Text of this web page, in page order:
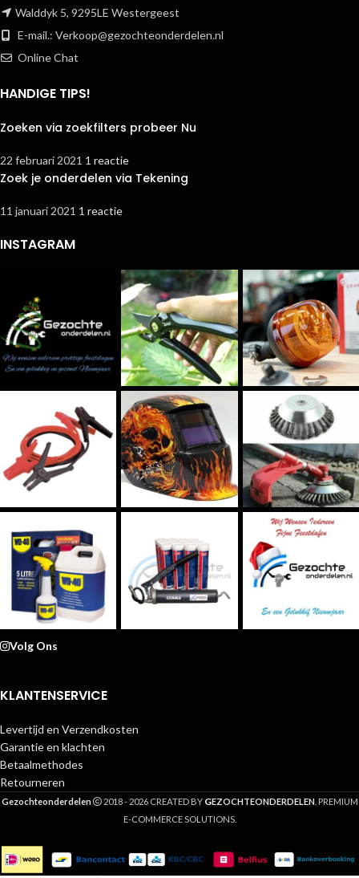
Walddyk 5, 9295LE Westergeest
E-mail.: Verkoop@gezochteonderdelen.nl
Online Chat
HANDIGE TIPS!
Zoeken via zoekfilters probeer Nu
22 februari 2021 1 reactie
Zoek je onderdelen via Tekening
11 januari 2021 1 reactie
INSTAGRAM
Volg Ons
KLANTENSERVICE
Levertijd en Verzendkosten
Garantie en klachten
Betaalmethodes
Retourneren
Gezochteonderdelen 2018 - 2026 CREATED BY GEZOCHTEONDERDELEN. PREMIUM
E-COMMERCE SOLUTIONS.